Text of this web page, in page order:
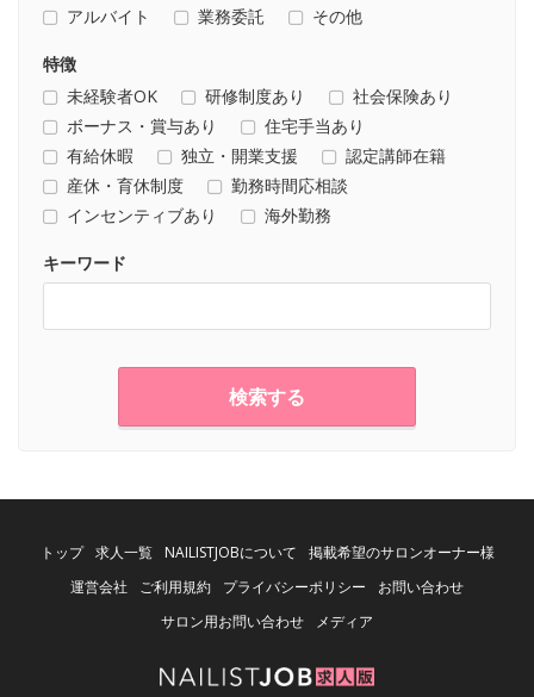
アルバイト
業務委託 その他
特徴
未経験者OK
研修制度あり
社会保険あり
ボーナス・賞与あり
住宅手当あり
有給休暇
独立・開業支援
認定講師在籍
産休・育休制度
勤務時間応相談
インセンティブあり
海外勤務
キーワード
検索する
トップ 求人一覧 NAILISTJOBについて
掲載希望のサロンオーナー様
運営会社
ご利用規約 プライバシーポリシー
お問い合わせ
サロン用お問い合わせ
メディア